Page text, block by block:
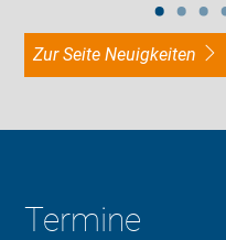
zur Seite Neuigkeiten
Termine